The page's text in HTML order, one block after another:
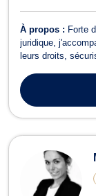
À propos : Forte
juridique,
leurs droits,
titulaire d'un
Marseille (AMU),